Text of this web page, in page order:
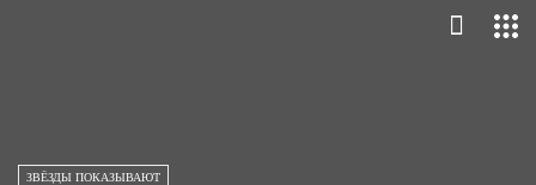
ЗВЁЗДЫ ПОКАЗЫВАЮТ